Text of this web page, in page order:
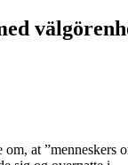
at ”menneskers